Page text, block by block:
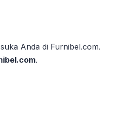
Anda di Furnibel.com.
.